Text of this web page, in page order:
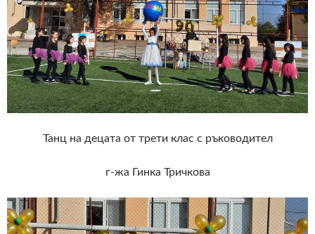
Танц на децата от трети клас с ръководител
г-жа Гинка Тричкова